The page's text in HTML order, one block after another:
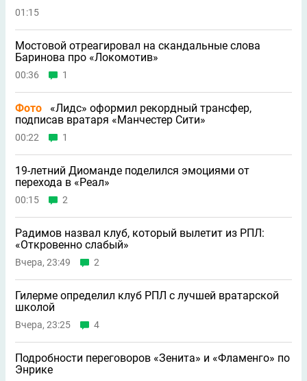
01:15
Мостовой отреагировал на скандальные слова
Баринова про «Локомотив»
00:36 1
Фото
«Лидс» оформил рекордный трансфер,
подписав вратаря «Манчестер Сити»
00:22 1
19-летний Диоманде поделился эмоциями от
перехода в «Реал»
00:15 2
Радимов назвал клуб, который вылетит из РПЛ:
«Откровенно слабый»
Вчера, 23:49 2
Гилерме определил клуб РПЛ с лучшей вратарской
школой
Вчера, 23:25 4
Подробности переговоров «Зенита» и «Фламенго» по
Энрике